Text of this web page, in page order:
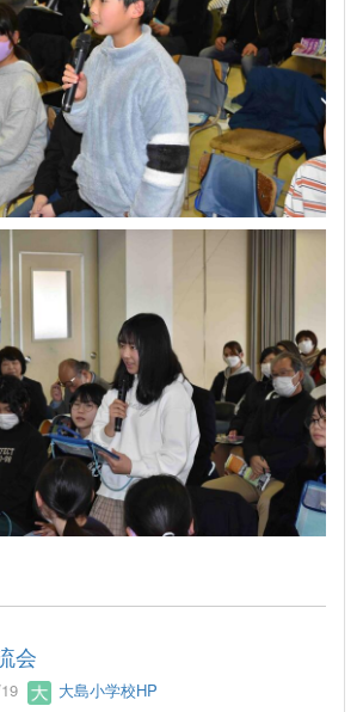
会
大島小学校HP